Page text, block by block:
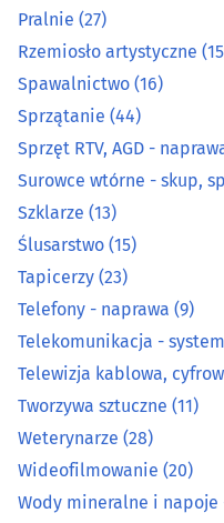
Pieczątki(7)
Piekarnie(14)
Pisanie, edycja i korekta
Podnośniki, transportery
Pogrzebowe zakłady
Prace drogowe i kolejowe
Prace wodne i
Prace wysokościowe
Prace ziemne i uzbrajania
Pralnie (27)
Rzemiosło artystyczne
Spawalnictwo (16)
Sprzątanie (44)
Sprzęt RTV, AGD -
Surowce wtórne - skup,
Szklarze (13)
Ślusarstwo (15)
Tapicerzy (23)
Telefony - naprawa (9)
Telekomunikacja -
Telewizja kablowa,
Tworzywa sztuczne (11)
Weterynarze (28)
Wideofilmowanie (20)
Wody mineralne i